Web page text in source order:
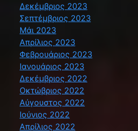
Δεκέμβριος 2023
Σεπτέμβριος 2023
Μάι 2023
Απρίλιος 2023
Φεβρουάριος 2023
Ιανουάριος 2023
Δεκέμβριος 2022
Οκτώβριος 2022
Αύγουστος 2022
Ιούνιος 2022
Απρίλιος 2022